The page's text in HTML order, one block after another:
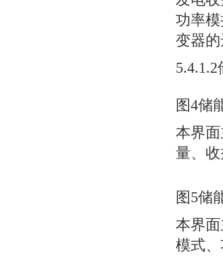
功率
变器
图4储
本界
量、
图5储
本界
模式